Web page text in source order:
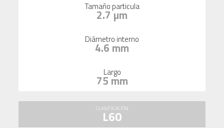
Tamaño particula
2.7 µm
Diámetro interno
4.6 mm
Largo
75 mm
CLASIFICACIÓN
L60